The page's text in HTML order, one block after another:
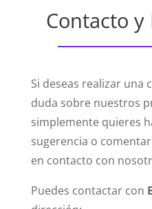
Contacto y
Si deseas realizar una
duda sobre nuestros
simplemente quieres
sugerencia o
en contacto con
Puedes contactar con